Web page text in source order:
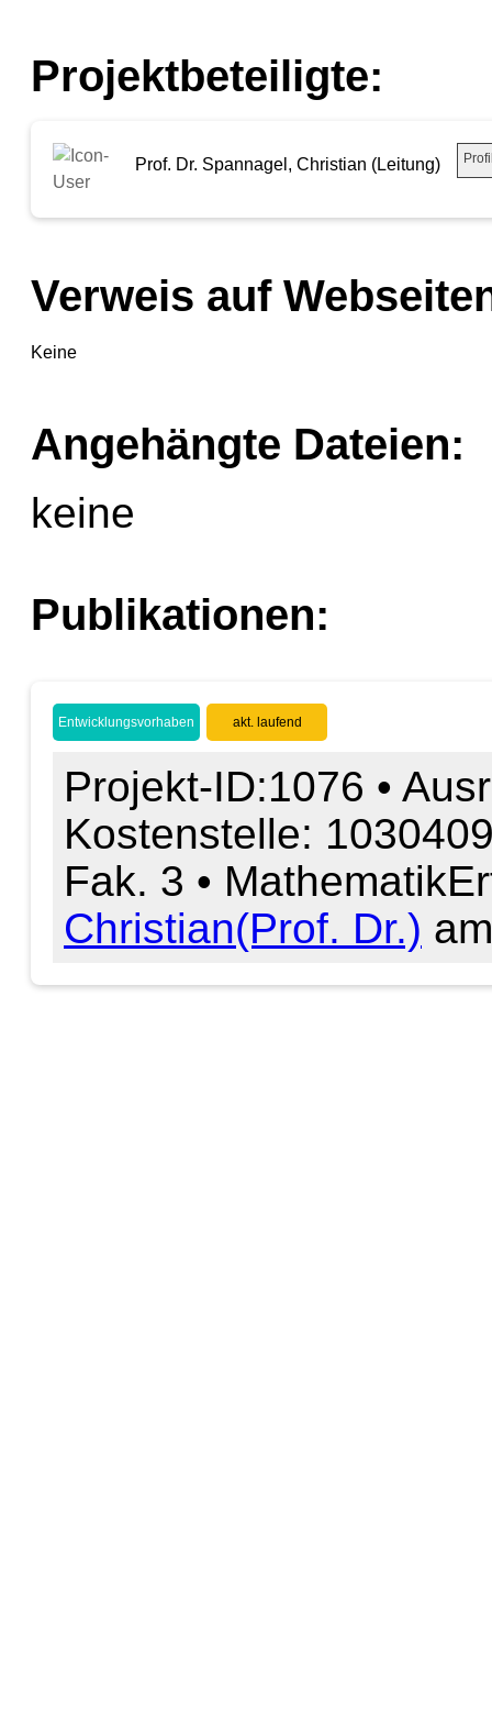
Projektbeteiligte:
Prof. Dr. Spannagel, Christian (Leitung)
Verweis auf
Keine
Angehängte Dateien:
keine
Publikationen:
Entwicklungsvorhaben akt. laufend
Projekt-ID:1076 •
Kostenstelle:
Fak. 3 • Mathematik
Christian(Prof. Dr.)